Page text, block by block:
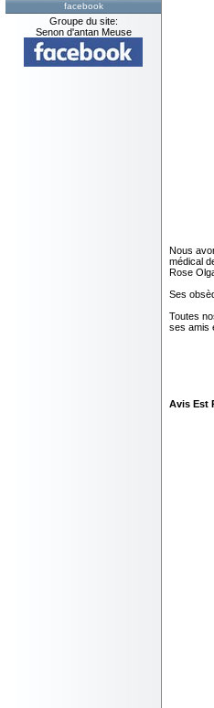
facebook
Groupe du site:
Senon d'antan Meuse
Nous
médical
Rose
Ses
Toutes
ses amis
Avis Est